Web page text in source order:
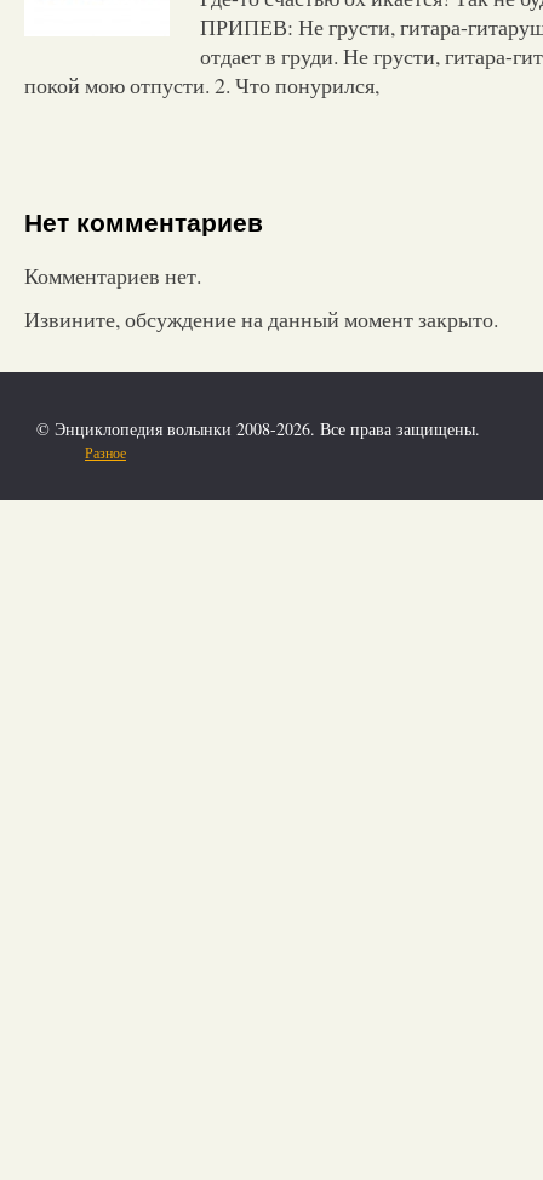
ПРИПЕВ: Не грусти, гитара-
отдает в груди. Не грусти, гитара-
покой мою отпусти. 2. Что понурился,
Нет комментариев
Комментариев нет.
Извините, обсуждение на данный момент закрыто.
© Энциклопедия волынки 2008-2026. Все права защищены.
Разное